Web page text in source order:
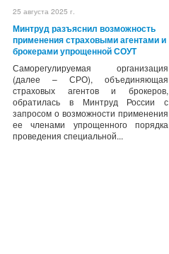
25 августа 2025 г.
Минтруд разъяснил возможность
применения страховыми агентами и
брокерами упрощенной СОУТ
Саморегулируемая организация
(далее – СРО), объединяющая
страховых агентов и брокеров,
обратилась в Минтруд России с
запросом о возможности применения
ее членами упрощенного порядка
проведения специальной...